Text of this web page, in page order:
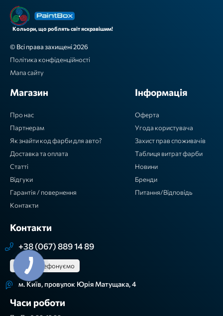
Кольори, що роблять світ яскравішим!
© Всі права захищені 2026
Політика конфіденційності
Мапа сайту
Магазин
Про нас
Партнерам
Як знайти код фарби для авто?
Доставка та оплата
Статті
Відгуки
Гарантія / повернення
Контакти
Інформація
Оферта
Угода користувача
Захист прав споживачів
Таблиця витрат фарби
Новини
Бренди
Питання/Відповідь
Контакти
+38 (067) 889 14 89
Зателефонуємо
м. Київ, провулок Юрія Матущака, 4
Часи роботи